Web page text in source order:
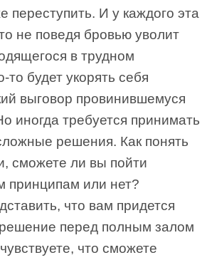
переступить. И у каждого эта
не поведя бровью уволит
в трудном
то будет укорять себя
выговор провинившемуся
иногда требуется принимать
решения. Как понять
сможете ли вы пойти
принципам или нет?
что вам придется
перед полным залом
что сможете